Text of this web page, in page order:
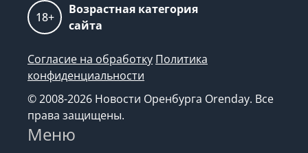
18+
Возрастная категория
сайта
Согласие на обработку Политика
конфиденциальности
© 2008-2026 Новости Оренбурга Orenday. Все
права защищены.
Меню